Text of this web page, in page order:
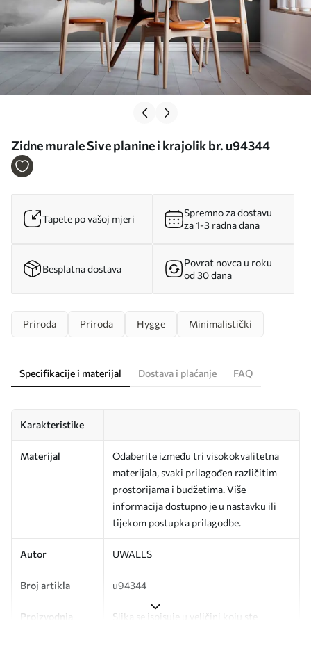
Zidne murale Sive planine i krajolik br. u94344
Tapete po vašoj mjeri
Spremno za dostavu
za 1-3 radna dana
Besplatna dostava
Povrat novca u roku
od 30 dana
Priroda Priroda Hygge Minimalistički
Specifikacije i materijal Dostava i plaćanje FAQ
Karakteristike
Materijal
Odaberite između tri visokokvalitetna
materijala, svaki prilagođen različitim
prostorijama i budžetima. Više
informacija dostupno je u nastavku ili
tijekom postupka prilagodbe.
Autor UWALLS
Broj artikla u94344
Proizvodnja
Slika se ispisuje u veličini koju ste